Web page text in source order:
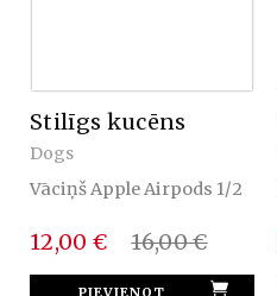
Stilīgs kucēns
Dogs
Vāciņš Apple Airpods 1/2
12,00 € 16,00 €